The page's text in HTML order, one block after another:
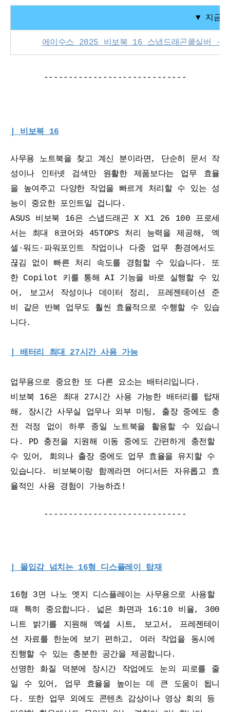
▼ 지금
에이수스 2025 비보북 16 스냅드래곤쿨실버 ·
-----------------------------
| 비보북 16
사무용 노트북을 찾고 계신 분이라면, 단순히 문서 작
성이나 인터넷 검색만 원활한 제품보다는 업무 효율
을 높여주고 다양한 작업을 빠르게 처리할 수 있는 성
능이 중요한 포인트일 겁니다.
ASUS 비보북 16은 스냅드래곤 X X1 26 100 프로세
서는 최대 8코어와 45TOPS 처리 능력을 제공해, 엑
셀·워드·파워포인트 작업이나 다중 업무 환경에서도
끊김 없이 빠른 처리 속도를 경험할 수 있습니다. 또
한 Copilot 키를 통해 AI 기능을 바로 실행할 수 있
어, 보고서 작성이나 데이터 정리, 프레젠테이션 준
비 같은 반복 업무도 훨씬 효율적으로 수행할 수 있습
니다.
| 배터리 최대 27시간 사용 가능
업무용으로 중요한 또 다른 요소는 배터리입니다.
비보북 16은 최대 27시간 사용 가능한 배터리를 탑재
해, 장시간 사무실 업무나 외부 미팅, 출장 중에도 충
전 걱정 없이 하루 종일 노트북을 활용할 수 있습니
다. PD 충전을 지원해 이동 중에도 간편하게 충전할
수 있어, 회의나 출장 중에도 업무 효율을 유지할 수
있습니다. 비보북이랑 함께라면 어디서든 자유롭고 효
율적인 사용 경험이 가능하죠!
-----------------------------
| 몰입감 넘치는 16형 디스플레이 탑재
16형 3면 나노 엣지 디스플레이는 사무용으로 사용할
때 특히 중요합니다. 넓은 화면과 16:10 비율, 300
니트 밝기를 지원해 엑셀 시트, 보고서, 프레젠테이
션 자료를 한눈에 보기 편하고, 여러 작업을 동시에
진행할 수 있는 충분한 공간을 제공합니다.
선명한 화질 덕분에 장시간 작업에도 눈의 피로를 줄
일 수 있어, 업무 효율을 높이는 데 큰 도움이 됩니
다. 또한 업무 외에도 콘텐츠 감상이나 영상 회의 등